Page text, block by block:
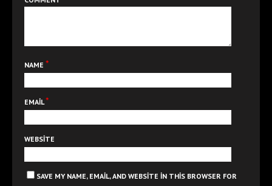
NAME *
EMAIL*
WEBSITE
SAVE MY NAME, EMAIL, AND WEBSITE IN THIS BROWSER FOR